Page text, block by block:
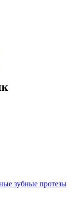
зубные протезы